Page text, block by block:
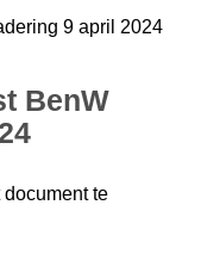
9 april 2024
BenW
te